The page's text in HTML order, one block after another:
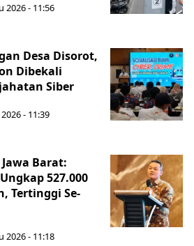
2026 - 11:56
Desa Disorot,
Dibekali
Siber
- 11:39
Barat:
527.000
Tertinggi Se-
2026 - 11:18